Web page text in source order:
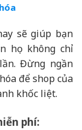
sẽ giúp bạn
họ không chỉ
Đừng ngần
để shop của
khốc liệt.
phí: